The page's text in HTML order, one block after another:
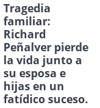
Tragedia
familiar:
Richard
Peñalver pierde
la vida junto a
su esposa e
hijas en un
fatídico suceso.